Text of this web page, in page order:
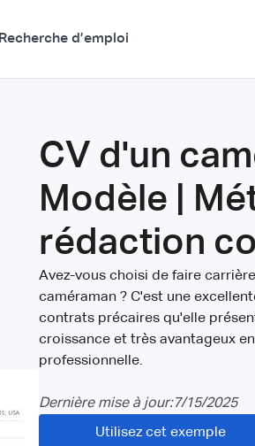
Recherche d’emploi
CV d'un
Modèle |
rédaction
Avez-vous choisi de faire
caméraman ? C'est une
contrats précaires qu'elle
croissance et très avantageux
professionnelle.
Dernière mise à jour:7/15/2025
Utilisez cet exemple